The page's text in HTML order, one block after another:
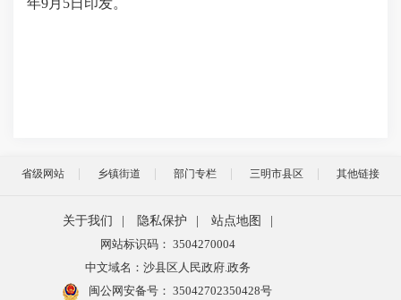
年9月5日印发。
省级网站 乡镇街道 部门专栏 三明市县区 其他链接
关于我们 隐私保护 站点地图
网站标识码： 3504270004
中文域名：沙县区人民政府.政务
闽公网安备号： 35042702350428号